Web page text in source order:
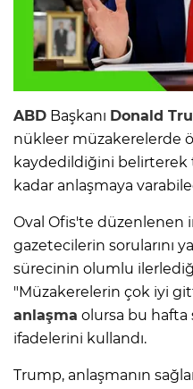
ABD Başkanı Donald
nükleer müzakerelerde
kaydedildiğini belirterek
kadar anlaşmaya
Oval Ofis'te düzenlenen
gazetecilerin sorularını
sürecinin olumlu
"Müzakerelerin çok iyi
anlaşma olursa bu hafta
ifadelerini kullandı.
Trump, anlaşmanın